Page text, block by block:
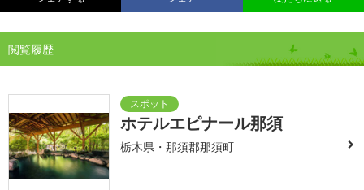
閲覧履歴
ホテルエピナール那須
栃木県・那須郡那須町